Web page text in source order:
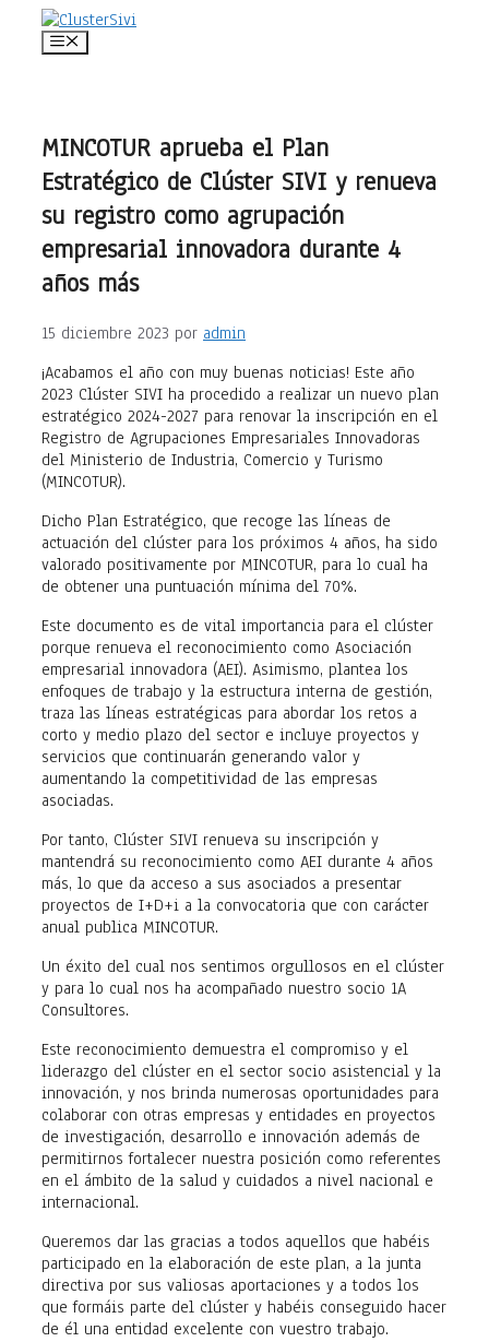
Saltar
Menú
MINCOTUR aprueba el Plan
Estratégico de Clúster SIVI y renueva
su registro como agrupación
empresarial innovadora durante 4
años más
15 diciembre 2023 por admin
¡Acabamos el año con muy buenas noticias! Este año
2023 Clúster SIVI ha procedido a realizar un nuevo plan
estratégico 2024-2027 para renovar la inscripción en el
Registro de Agrupaciones Empresariales Innovadoras
del Ministerio de Industria, Comercio y Turismo
(MINCOTUR).
Dicho Plan Estratégico, que recoge las líneas de
actuación del clúster para los próximos 4 años, ha sido
valorado positivamente por MINCOTUR, para lo cual ha
de obtener una puntuación mínima del 70%.
Este documento es de vital importancia para el clúster
porque renueva el reconocimiento como Asociación
empresarial innovadora (AEI). Asimismo, plantea los
enfoques de trabajo y la estructura interna de gestión,
traza las líneas estratégicas para abordar los retos a
corto y medio plazo del sector e incluye proyectos y
servicios que continuarán generando valor y
aumentando la competitividad de las empresas
asociadas.
Por tanto, Clúster SIVI renueva su inscripción y
mantendrá su reconocimiento como AEI durante 4 años
más, lo que da acceso a sus asociados a presentar
proyectos de I+D+i a la convocatoria que con carácter
anual publica MINCOTUR.
Un éxito del cual nos sentimos orgullosos en el clúster
y para lo cual nos ha acompañado nuestro socio 1A
Consultores.
Este reconocimiento demuestra el compromiso y el
liderazgo del clúster en el sector socio asistencial y la
innovación, y nos brinda numerosas oportunidades para
colaborar con otras empresas y entidades en proyectos
de investigación, desarrollo e innovación además de
permitirnos fortalecer nuestra posición como referentes
en el ámbito de la salud y cuidados a nivel nacional e
internacional.
Queremos dar las gracias a todos aquellos que habéis
participado en la elaboración de este plan, a la junta
directiva por sus valiosas aportaciones y a todos los
que formáis parte del clúster y habéis conseguido hacer
de él una entidad excelente con vuestro trabajo.